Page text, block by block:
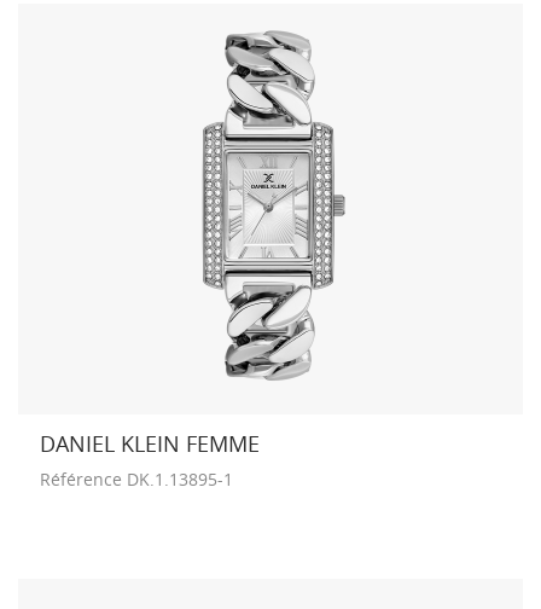
DANIEL KLEIN FEMME
Référence DK.1.13895-1